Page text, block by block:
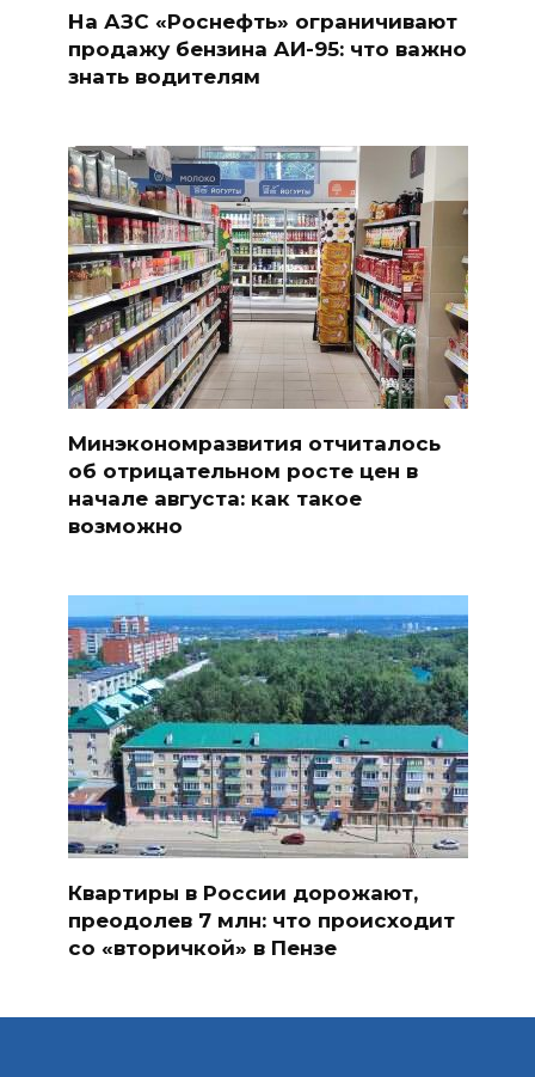
На АЗС «Роснефть» ограничивают
продажу бензина АИ-95: что важно
знать водителям
Минэкономразвития отчиталось
об отрицательном росте цен в
начале августа: как такое
возможно
Квартиры в России дорожают,
преодолев 7 млн: что происходит
со «вторичкой» в Пензе